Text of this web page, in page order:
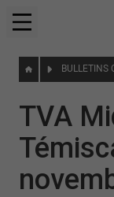
BULLETINS
TVA